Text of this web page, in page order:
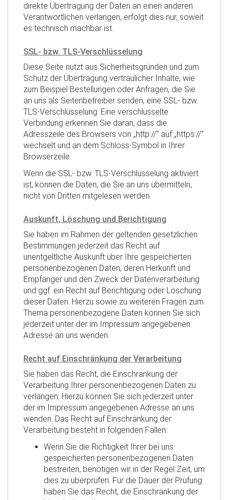
direkte Übertragung der Daten an einen anderen
Verantwortlichen verlangen, erfolgt dies nur, soweit
es technisch machbar ist.
SSL- bzw. TLS-Verschlüsselung
Diese Seite nutzt aus Sicherheitsgründen und zum
Schutz der Übertragung vertraulicher Inhalte, wie
zum Beispiel Bestellungen oder Anfragen, die Sie
an uns als Seitenbetreiber senden, eine SSL- bzw.
TLS-Verschlüsselung. Eine verschlüsselte
Verbindung erkennen Sie daran, dass die
Adresszeile des Browsers von „http://“ auf „https://“
wechselt und an dem Schloss-Symbol in Ihrer
Browserzeile.
Wenn die SSL- bzw. TLS-Verschlüsselung aktiviert
ist, können die Daten, die Sie an uns übermitteln,
nicht von Dritten mitgelesen werden.
Auskunft, Löschung und Berichtigung
Sie haben im Rahmen der geltenden gesetzlichen
Bestimmungen jederzeit das Recht auf
unentgeltliche Auskunft über Ihre gespeicherten
personenbezogenen Daten, deren Herkunft und
Empfänger und den Zweck der Datenverarbeitung
und ggf. ein Recht auf Berichtigung oder Löschung
dieser Daten. Hierzu sowie zu weiteren Fragen zum
Thema personenbezogene Daten können Sie sich
jederzeit unter der im Impressum angegebenen
Adresse an uns wenden.
Recht auf Einschränkung der Verarbeitung
Sie haben das Recht, die Einschränkung der
Verarbeitung Ihrer personenbezogenen Daten zu
verlangen. Hierzu können Sie sich jederzeit unter
der im Impressum angegebenen Adresse an uns
wenden. Das Recht auf Einschränkung der
Verarbeitung besteht in folgenden Fällen:
Wenn Sie die Richtigkeit Ihrer bei uns
gespeicherten personenbezogenen Daten
bestreiten, benötigen wir in der Regel Zeit, um
dies zu überprüfen. Für die Dauer der Prüfung
haben Sie das Recht, die Einschränkung der